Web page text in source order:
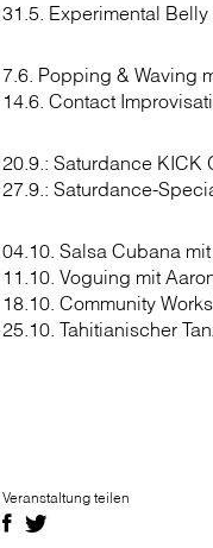
31.5. Experimental
7.6. Popping & Waving
14.6. Contact
20.9.: Saturdance KICK
27.9.: Saturdance-
04.10. Salsa Cubana
11.10. Voguing mit
18.10. Community
25.10. Tahitianischer
Veranstaltung teilen